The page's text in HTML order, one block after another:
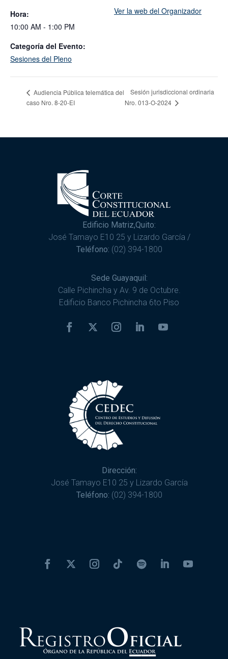
Hora:
10:00 AM - 1:00 PM
Categoría del Evento:
Sesiones del Pleno
Ver la web del Organizador
Audiencia Pública telemática del
caso Nro. 8-20-EI
Sesión jurisdiccional ordinaria
Nro. 013-O-2024
Edificio Matriz,Quito:
José Tamayo E10 25 y Lizardo García /
Teléfono: (02) 394-1800
Sede Guayaquil:
Calle Pichincha y Av. 9 de Octubre.
Edificio Banco Pichincha 6to Piso
Dirección:
José Tamayo E10 25 y Lizardo García
Teléfono: (02) 394-1800